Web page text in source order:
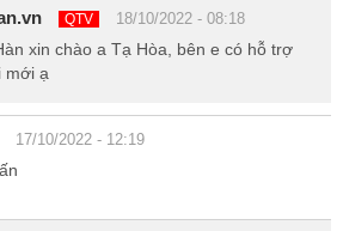
QTV 18/10/2022 - 08:18
xin chào a Tạ Hòa, bên e có hỗ trợ
mới ạ
17/10/2022 - 12:19